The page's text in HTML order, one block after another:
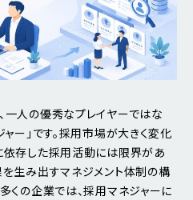
人の優秀なプレイヤーではな
ー」です。採用市場が大きく変化
依存した採用活動には限界があ
生み出すマネジメント体制の構
くの企業では、採用マネジャーに